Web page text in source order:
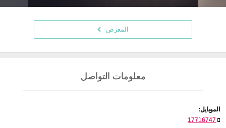
المعرض
معلومات التواصل
الموبايل:
17716747